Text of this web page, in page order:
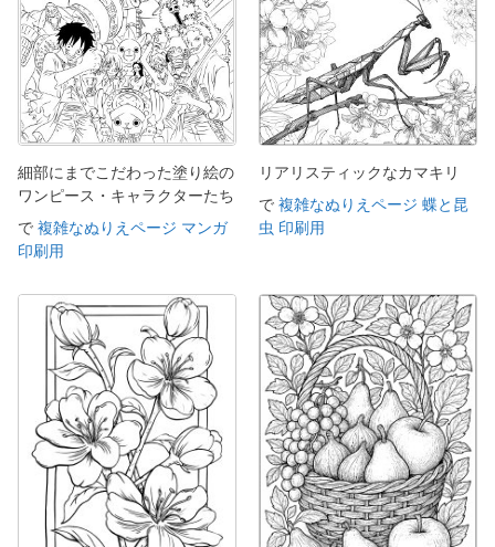
細部にまでこだわった塗り絵の
ワンピース・キャラクターたち
で 複雑なぬりえページ マンガ
印刷用
リアリスティックなカマキリ
で 複雑なぬりえページ 蝶と昆
虫 印刷用